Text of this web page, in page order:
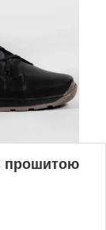
прошитою